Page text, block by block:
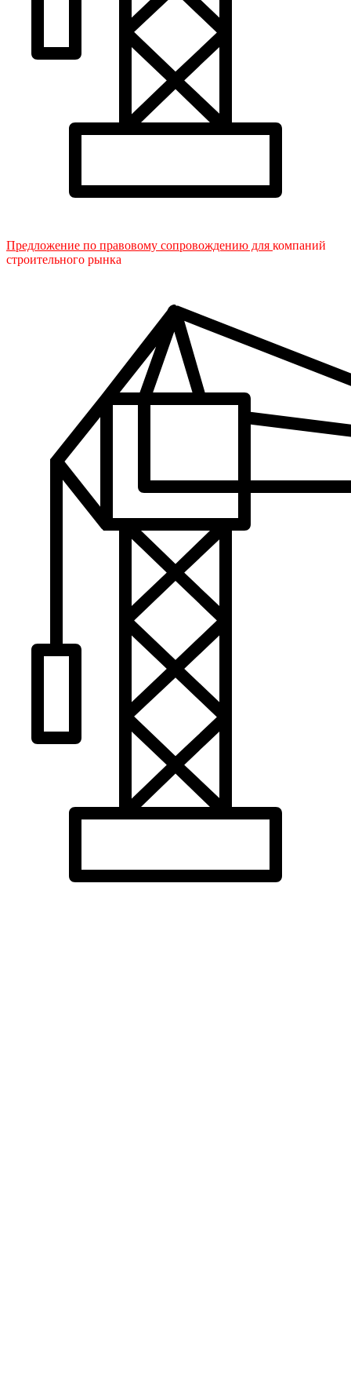
Предложение по правовому сопровождению для компаний
строительного рынка